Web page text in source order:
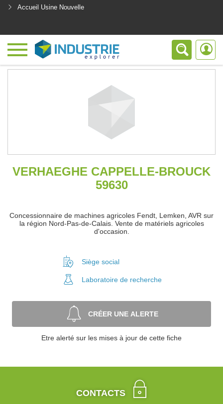
Accueil Usine Nouvelle
VERHAEGHE CAPPELLE-BROUCK
59630
Concessionnaire de machines agricoles Fendt, Lemken, AVR sur
la région Nord-Pas-de-Calais. Vente de matériels agricoles
d'occasion.
Siège social
Laboratoire de recherche
CRÉER UNE ALERTE
Etre alerté sur les mises à jour de cette fiche
CONTACTS